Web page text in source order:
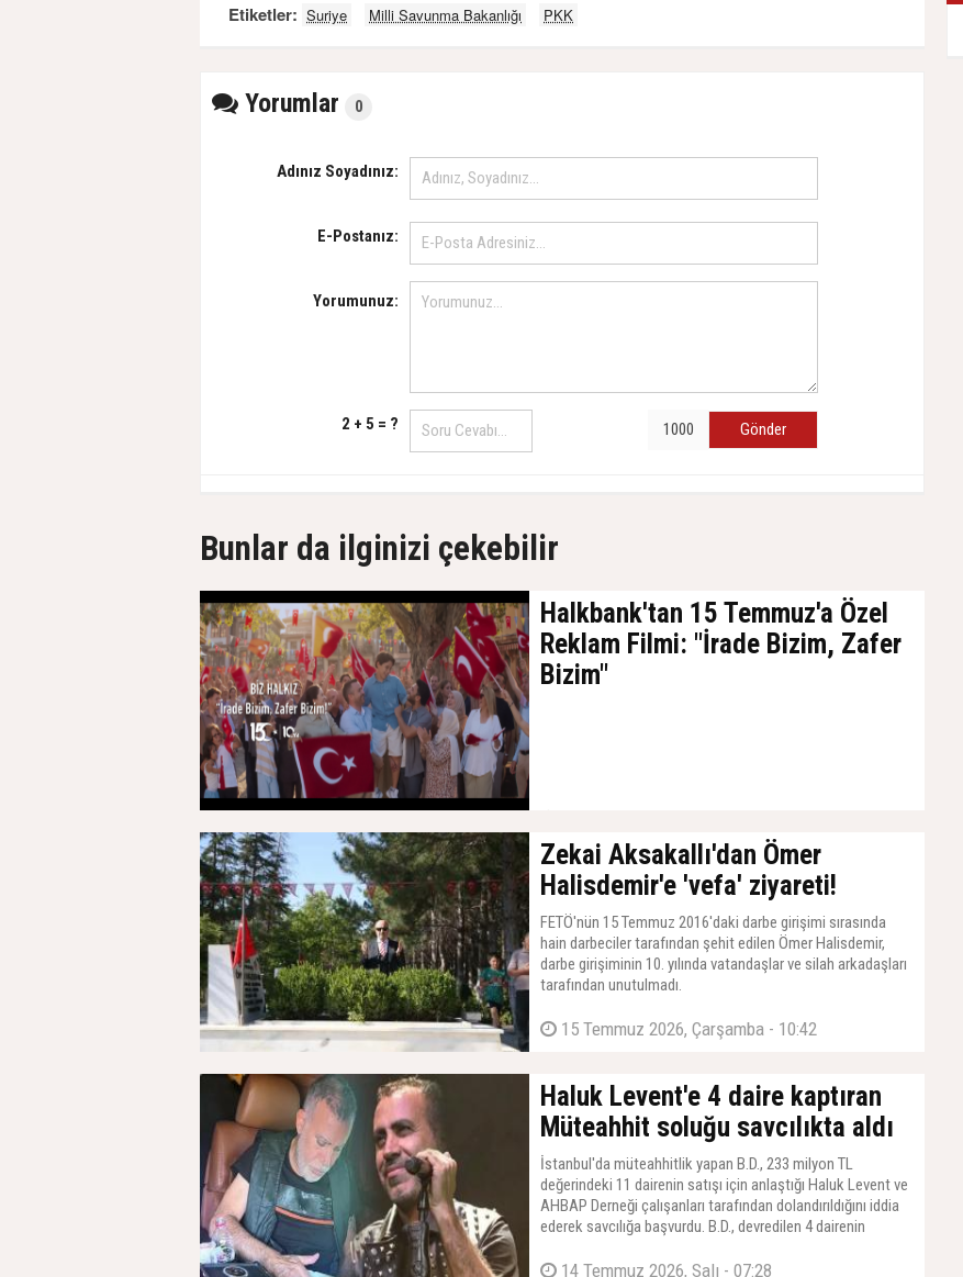
Etiketler: Suriye Milli Savunma Bakanlığı PKK
Yorumlar 0
Adınız Soyadınız:
E-Postanız:
Yorumunuz:
2 + 5 = ? Gönder
Bunlar da ilginizi çekebilir
Halkbank'tan 15 Temmuz'a Özel
Reklam Filmi: "İrade Bizim, Zafer
Bizim"
Zekai Aksakallı'dan Ömer
Halisdemir'e 'vefa' ziyareti!
FETÖ'nün 15 Temmuz 2016'daki darbe girişimi sırasında
hain darbeciler tarafından şehit edilen Ömer Halisdemir,
darbe girişiminin 10. yılında vatandaşlar ve silah arkadaşları
tarafından unutulmadı.
15 Temmuz 2026, Çarşamba - 10:42
Haluk Levent'e 4 daire kaptıran
Müteahhit soluğu savcılıkta aldı
İstanbul'da müteahhitlik yapan B.D., 233 milyon TL
değerindeki 11 dairenin satışı için anlaştığı Haluk Levent ve
AHBAP Derneği çalışanları tarafından dolandırıldığını iddia
ederek savcılığa başvurdu. B.D., devredilen 4 dairenin
14 Temmuz 2026, Salı - 07:28